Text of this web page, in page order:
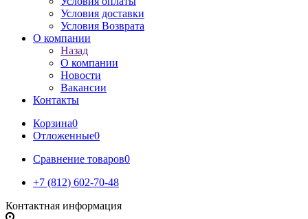
Условия доставки
Условия Возврата
О компании
Назад
О компании
Новости
Вакансии
Контакты
Корзина0
Отложенные0
Сравнение товаров0
+7 (812) 602-70-48
Контактная информация